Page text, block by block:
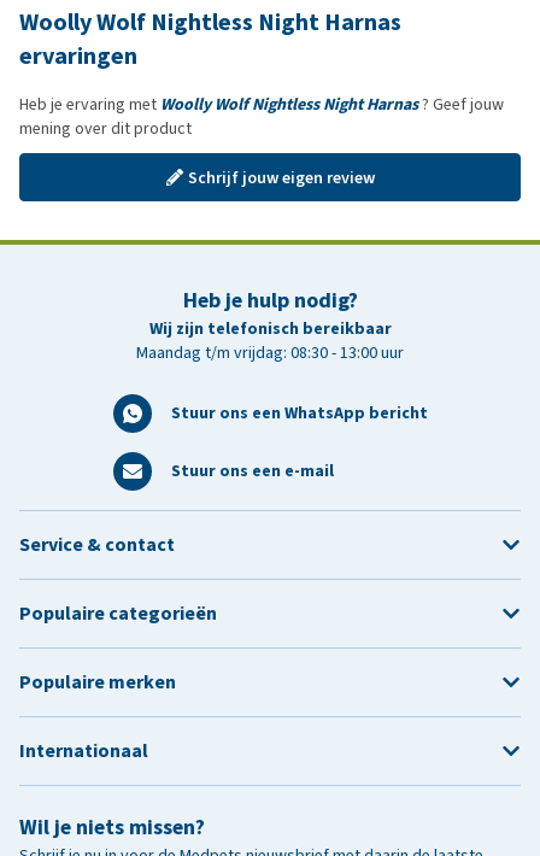
Woolly Wolf Nightless Night Harnas
ervaringen
Heb je ervaring met Woolly Wolf Nightless Night Harnas? Geef jouw
mening over dit product
Schrijf jouw eigen review
Heb je hulp nodig?
Wij zijn telefonisch bereikbaar
Maandag t/m vrijdag: 08:30 - 13:00 uur
Stuur ons een WhatsApp bericht
Stuur ons een e-mail
Wil je niets missen?
Service & contact
Populaire categorieën
Populaire merken
Internationaal